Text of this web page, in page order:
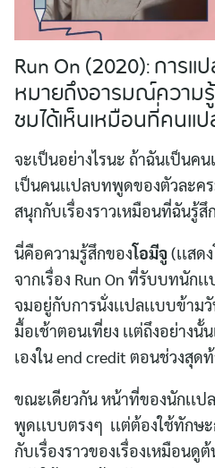
Run On (2020): การเเ
หมายถึงอารมณ์ความ
ชมได้เห็นเหมือนที่คนเเ
จะเป็นอย่างไรนะ ถ้าฉันเป็นคน
เป็นคนเเปลบทพูดของตัวละค
สนุกกับเรื่องราวเหมือนที่ฉันรู้สึก
นี่คือความรู้สึกของโอมีจู(เเสด
จากเรื่อง Run On ที่รับบทนักเ
จมอยู่กับการนั่งเเปลเเบบข้าม
มื้อเช้าตอนเที่ยง เเต่ถึงอย่าง
เองใน end credit ตอนช่วงสุด
ขณะเดียวกัน หน้าที่ของนักเเป
พูดเเบบตรงๆ เเต่ต้องใช้ทักษ
กับเรื่องราวของเรื่องเหมือนดู